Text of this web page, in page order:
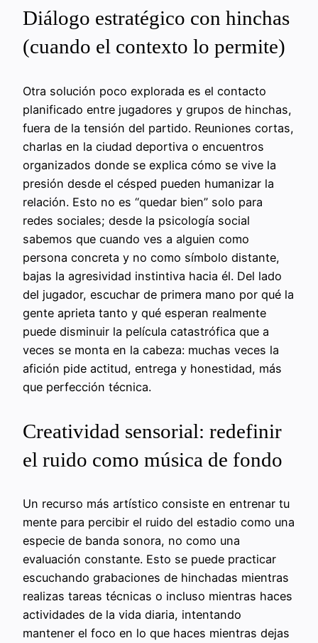
Diálogo estratégico con hinchas
(cuando el contexto lo permite)
Otra solución poco explorada es el contacto
planificado entre jugadores y grupos de hinchas,
fuera de la tensión del partido. Reuniones cortas,
charlas en la ciudad deportiva o encuentros
organizados donde se explica cómo se vive la
presión desde el césped pueden humanizar la
relación. Esto no es “quedar bien” solo para
redes sociales; desde la psicología social
sabemos que cuando ves a alguien como
persona concreta y no como símbolo distante,
bajas la agresividad instintiva hacia él. Del lado
del jugador, escuchar de primera mano por qué la
gente aprieta tanto y qué esperan realmente
puede disminuir la película catastrófica que a
veces se monta en la cabeza: muchas veces la
afición pide actitud, entrega y honestidad, más
que perfección técnica.
Creatividad sensorial: redefinir
el ruido como música de fondo
Un recurso más artístico consiste en entrenar tu
mente para percibir el ruido del estadio como una
especie de banda sonora, no como una
evaluación constante. Esto se puede practicar
escuchando grabaciones de hinchadas mientras
realizas tareas técnicas o incluso mientras haces
actividades de la vida diaria, intentando
mantener el foco en lo que haces mientras dejas